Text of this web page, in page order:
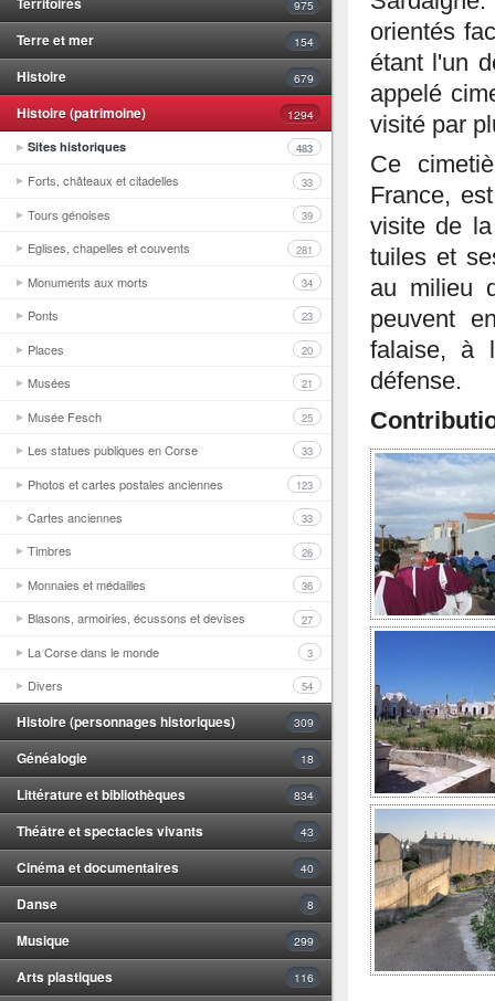
975
Terre et mer 154
Histoire 679
Histoire (patrimoine)
1294
Sites historiques
483
Forts, châteaux et citadelles 33
Tours génoises 39
Eglises, chapelles et couvents 281
Monuments aux morts 34
Ponts 23
Places 20
Musées 21
Musée Fesch 25
Les statues publiques en Corse 33
Photos et cartes postales anciennes 123
Cartes anciennes 33
Timbres 26
Monnaies et médailles 36
Blasons, armoiries, écussons et devises 27
La Corse dans le monde 3
Divers 54
Histoire (personnages historiques) 309
Généalogie 18
Littérature et bibliothèques 834
Théâtre et spectacles vivants 43
Cinéma et documentaires 40
Danse 8
Musique 299
Arts plastiques 116
orientés
étant l'un
appelé
visité par
Ce
France,
visite de
tuiles et
au milieu
peuvent
falaise, à
défense.